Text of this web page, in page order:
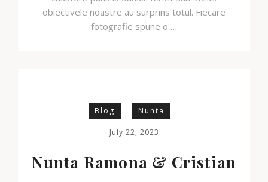
obiectivele noastre au surprins totul. Fiecare
fotografie spune o …
Blog Nunta
July 22, 2023
Nunta Ramona & Cristian